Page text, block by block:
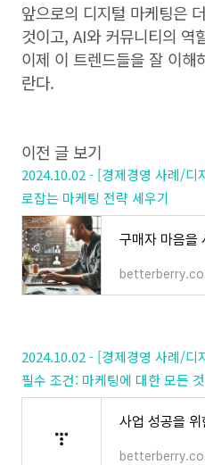
앞으로의 디지털 마케팅은
것이고, AI와 커뮤니티의 역
이제 이 트렌드들을 잘 이해
란다.
이전 글 보기
2024.10.02 - [경제경영 사례/디
로잡는 마케팅 전략 세우기
구매자 마음을
2024.10.02 - [경제경영 사례/디
필수 조건: 마케팅에 대한 모든 것